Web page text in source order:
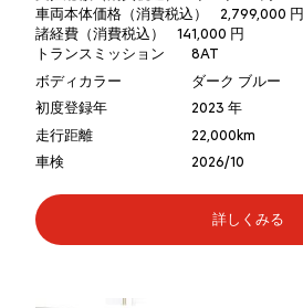
車両本体価格（消費税込）
2,799,000 円
諸経費（消費税込）
141,000 円
トランスミッション
8AT
ボディカラー
ダーク ブルー
初度登録年
2023 年
走行距離
22,000km
車検
2026/10
詳しくみる